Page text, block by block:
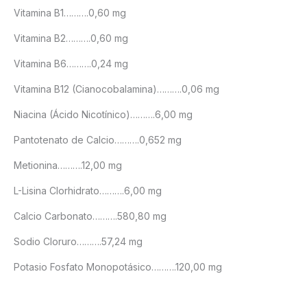
Vitamina B1……….0,60 mg
Vitamina B2……….0,60 mg
Vitamina B6……….0,24 mg
Vitamina B12 (Cianocobalamina)……….0,06 mg
Niacina (Ácido Nicotínico)……….6,00 mg
Pantotenato de Calcio……….0,652 mg
Metionina……….12,00 mg
L-Lisina Clorhidrato……….6,00 mg
Calcio Carbonato……….580,80 mg
Sodio Cloruro……….57,24 mg
Potasio Fosfato Monopotásico……….120,00 mg